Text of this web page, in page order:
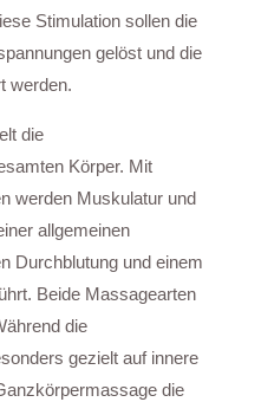
Stimulation sollen die
gelöst und die
werden.
die
Körper. Mit
werden Muskulatur und
allgemeinen
Durchblutung und einem
Beide Massagearten
die
gezielt auf innere
die